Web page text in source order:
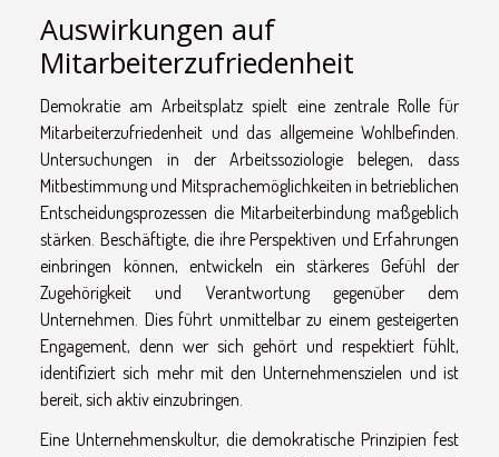
Auswirkungen auf
Mitarbeiterzufriedenheit
Demokratie am Arbeitsplatz spielt eine zentrale Rolle für
Mitarbeiterzufriedenheit und das allgemeine Wohlbefinden.
Untersuchungen in der Arbeitssoziologie belegen, dass
Mitbestimmung und Mitsprachemöglichkeiten in betrieblichen
Entscheidungsprozessen die Mitarbeiterbindung maßgeblich
stärken. Beschäftigte, die ihre Perspektiven und Erfahrungen
einbringen können, entwickeln ein stärkeres Gefühl der
Zugehörigkeit und Verantwortung gegenüber dem
Unternehmen. Dies führt unmittelbar zu einem gesteigerten
Engagement, denn wer sich gehört und respektiert fühlt,
identifiziert sich mehr mit den Unternehmenszielen und ist
bereit, sich aktiv einzubringen.
Eine Unternehmenskultur, die demokratische Prinzipien fest